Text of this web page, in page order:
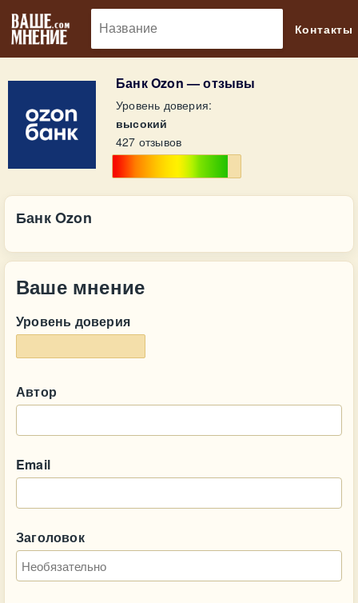
Контакты
Банк Ozon — отзывы
Уровень доверия:
высокий
427 отзывов
Банк Ozon
Ваше мнение
Уровень доверия
Автор
Email
Заголовок